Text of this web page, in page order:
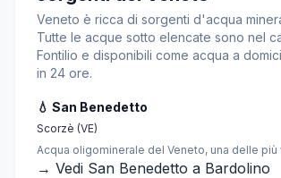
Veneto è ricca di sorgenti d'acqua
Tutte le acque sotto elencate sono nel
Fontilio e disponibili come acqua a
in 24 ore.
💧 San Benedetto
Scorzè (VE)
Acqua oligominerale del Veneto, una delle
→ Vedi San Benedetto a Bardolino